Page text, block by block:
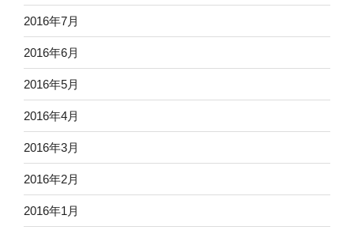
2016年7月
2016年6月
2016年5月
2016年4月
2016年3月
2016年2月
2016年1月